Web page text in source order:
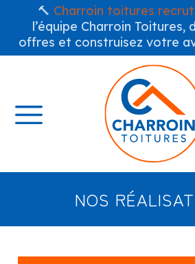
🔨 Charroin toitures
l’équipe Charroin Toitures,
offres et construisez votre
NOS